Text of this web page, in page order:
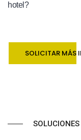
hotel?
SOLICITAR MÁS